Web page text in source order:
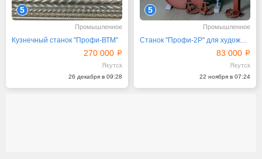
5
Промышленное
Кузнечный станок "Профи-ВТМ"
270 000
Якутск
26 декабря в 09:28
5
Промышленное
Станок "Профи-2Р" для художественной ковки
83 000
Якутск
22 ноября в 07:24